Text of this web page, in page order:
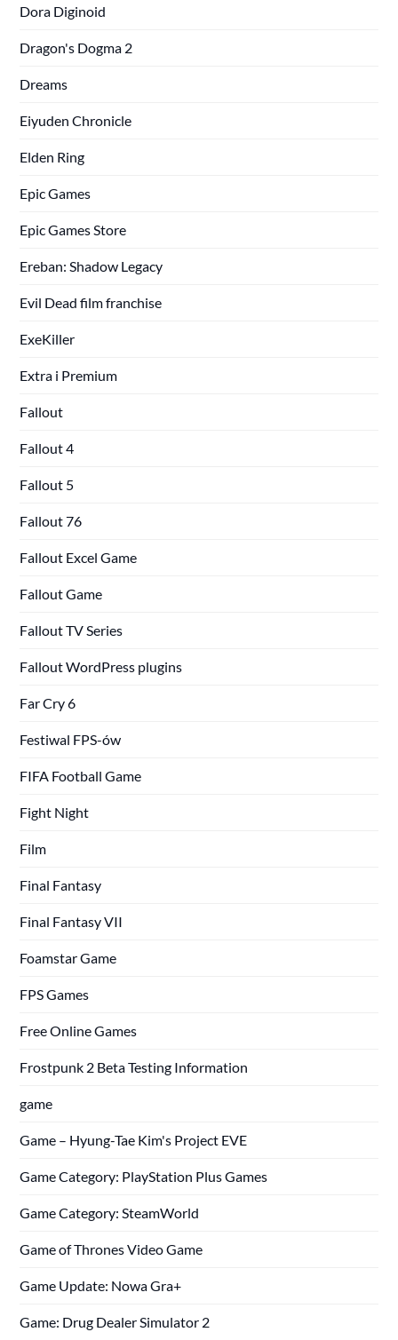
Dora Diginoid
Dragon's Dogma 2
Dreams
Eiyuden Chronicle
Elden Ring
Epic Games
Epic Games Store
Ereban: Shadow Legacy
Evil Dead film franchise
ExeKiller
Extra i Premium
Fallout
Fallout 4
Fallout 5
Fallout 76
Fallout Excel Game
Fallout Game
Fallout TV Series
Fallout WordPress plugins
Far Cry 6
Festiwal FPS-ów
FIFA Football Game
Fight Night
Film
Final Fantasy
Final Fantasy VII
Foamstar Game
FPS Games
Free Online Games
Frostpunk 2 Beta Testing Information
game
Game – Hyung-Tae Kim's Project EVE
Game Category: PlayStation Plus Games
Game Category: SteamWorld
Game of Thrones Video Game
Game Update: Nowa Gra+
Game: Drug Dealer Simulator 2